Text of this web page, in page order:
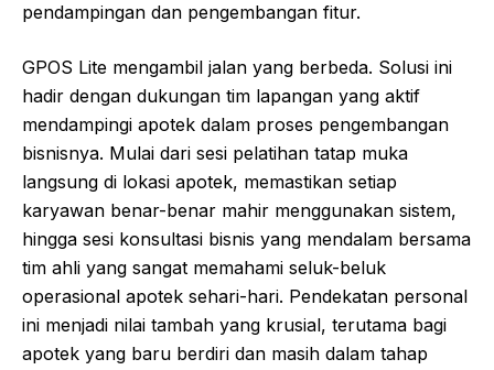
pendampingan dan pengembangan fitur.
GPOS Lite mengambil jalan yang berbeda. Solusi ini
hadir dengan dukungan tim lapangan yang aktif
mendampingi apotek dalam proses pengembangan
bisnisnya. Mulai dari sesi pelatihan tatap muka
langsung di lokasi apotek, memastikan setiap
karyawan benar-benar mahir menggunakan sistem,
hingga sesi konsultasi bisnis yang mendalam bersama
tim ahli yang sangat memahami seluk-beluk
operasional apotek sehari-hari. Pendekatan personal
ini menjadi nilai tambah yang krusial, terutama bagi
apotek yang baru berdiri dan masih dalam tahap